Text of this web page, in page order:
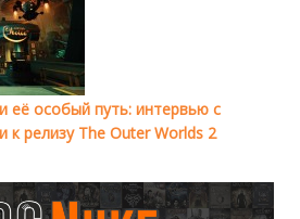
её особый путь: интервью с
к релизу The Outer Worlds 2